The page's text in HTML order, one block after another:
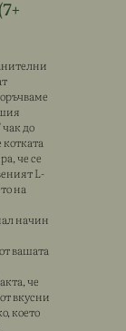
до
че се
L-
на
начин
вашата
че
вкусни
което